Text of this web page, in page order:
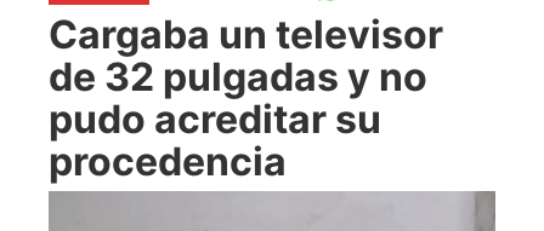
Cargaba un televisor
de 32 pulgadas y no
pudo acreditar su
procedencia